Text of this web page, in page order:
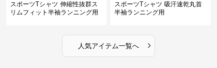
スポーツTシャツ 伸縮性抜群ス
リムフィット半袖ランニング用
スポーツTシャツ 吸汗速乾丸首
半袖ランニング用
人気アイテム一覧へ ›